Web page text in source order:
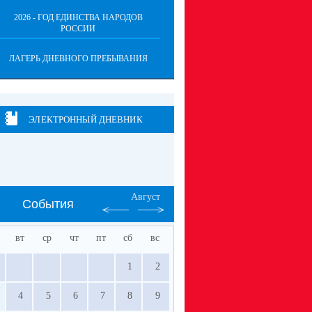
2026 - ГОД ЕДИНСТВА НАРОДОВ
РОССИИ
ЛАГЕРЬ ДНЕВНОГО ПРЕБЫВАНИЯ
ЭЛЕКТРОННЫЙ ДНЕВНИК
События
Август
вт ср чт пт сб вс
1 2
4 5 6 7 8 9